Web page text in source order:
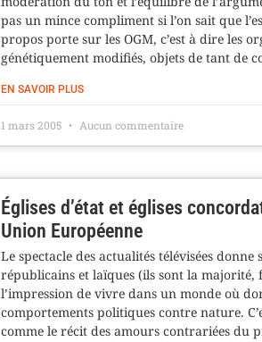
pas un mince compliment si l’on sait que
propos porte sur les OGM, c’est à dire les
génétiquement modifiés, objets de tant de
EN SAVOIR PLUS
1 mars 2005 Aucun commentaire
Églises d’état et églises
Union Européenne
Le spectacle des actualités télévisées
républicains et laïques (ils sont la majorité,
l’impression de vivre dans un monde où
comportements politiques contre nature.
comme le récit des amours contrariées du